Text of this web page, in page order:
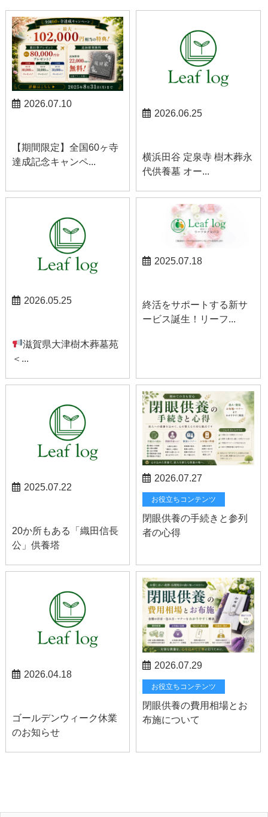
2026.07.10
【期間限定】全国60ヶ寺
達成記念キャンペ...
2026.06.25
横浜田谷 定泉寺 樹木葬永
代供養墓 オー...
2026.05.25
滋賀県大津樹木葬墓苑
＜...
2025.07.18
終活をサポートする新サ
ービス誕生！リーフ...
2025.07.22
20か所もある「織田信長
公」供養塔
2026.07.27
お役立ちコンテンツ
閉眼供養の手続きと参列
者の心得
2026.04.18
ゴールデンウィーク休業
のお知らせ
2026.07.29
お役立ちコンテンツ
閉眼供養の費用相場とお
布施について